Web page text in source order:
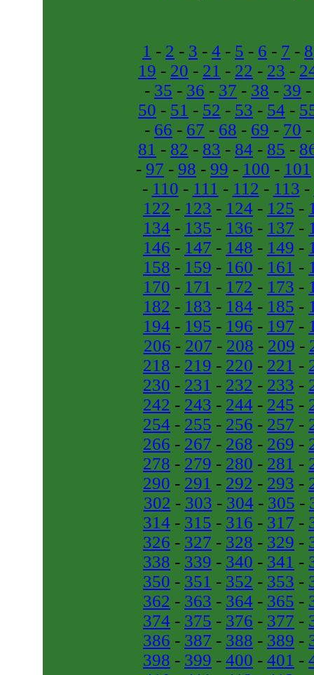
1 - 2 - 3 - 4 - 5 - 6 - 7 - 8
19 - 20 - 21 - 22 - 23 -
- 35 - 36 - 37 - 38 - 39
50 - 51 - 52 - 53 - 54 -
- 66 - 67 - 68 - 69 - 70
81 - 82 - 83 - 84 - 85 -
- 97 - 98 - 99 - 100 - 101
- 110 - 111 - 112 - 113 -
122 - 123 - 124 - 125 -
134 - 135 - 136 - 137 -
146 - 147 - 148 - 149 -
158 - 159 - 160 - 161 -
170 - 171 - 172 - 173 -
182 - 183 - 184 - 185 -
194 - 195 - 196 - 197 -
206 - 207 - 208 - 209 -
218 - 219 - 220 - 221 -
230 - 231 - 232 - 233 -
242 - 243 - 244 - 245 -
254 - 255 - 256 - 257 -
266 - 267 - 268 - 269 -
278 - 279 - 280 - 281 -
290 - 291 - 292 - 293 -
302 - 303 - 304 - 305 -
314 - 315 - 316 - 317 -
326 - 327 - 328 - 329 -
338 - 339 - 340 - 341 -
350 - 351 - 352 - 353 -
362 - 363 - 364 - 365 -
374 - 375 - 376 - 377 -
386 - 387 - 388 - 389 -
398 - 399 - 400 - 401 -